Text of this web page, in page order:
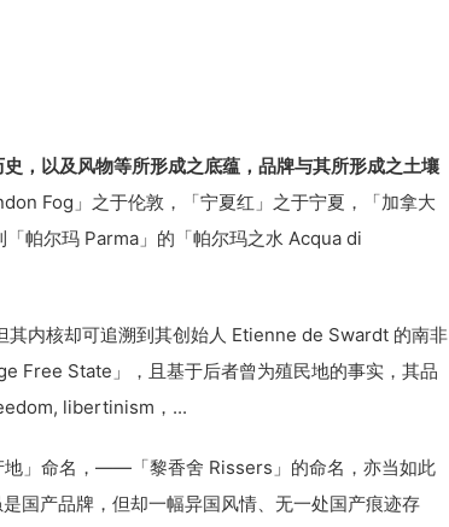
，以及风物等所形成之底蕴，品牌与其所形成之土壤
Fog」之于伦敦，「宁夏红」之于宁夏，「加拿大
帕尔玛 Parma」的「帕尔玛之水 Acqua di
其内核却可追溯到其创始人 Etienne de Swardt 的南非
Free State」，且基于后者曾为殖民地的事实，其品
libertinism，...
地」命名，——「黎香舍 Rissers」的命名，亦当如此
国产品牌，但却一幅异国风情、无一处国产痕迹存